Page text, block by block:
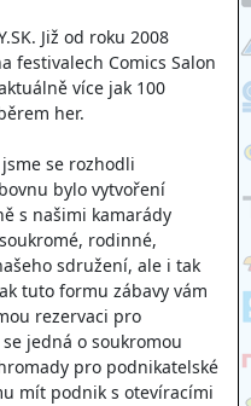
Již od roku 2008
festivalech Comics Salon
více jak 100
her.
se rozhodli
bylo vytvoření
s našimi kamarády
rodinné,
sdružení, ale i tak
tuto formu zábavy vám
rezervaci pro
jedná o soukromou
pro podnikatelské
mít podnik s otevíracími